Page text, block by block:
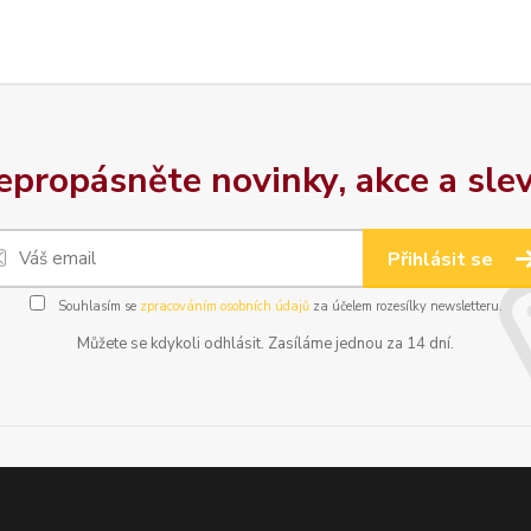
novinky, akce a
Přihlásit se
Souhlasím se zpracováním osobních údajůza účelem rozesílky newsletteru.
Můžete se kdykoli odhlásit. Zasíláme jednou za 14 dní.